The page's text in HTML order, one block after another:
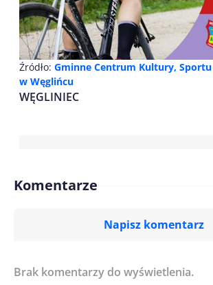
Źródło: Gminne Centrum Kultury,
w Węglińcu
WĘGLINIEC
Komentarze
Napisz komentarz
Imię/ Nick*
Brak komentarzy do wyświetlenia.